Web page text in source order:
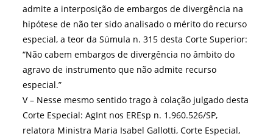
admite a interposição de embargos de divergência na
hipótese de não ter sido analisado o mérito do recurso
especial, a teor da Súmula n. 315 desta Corte Superior:
“Não cabem embargos de divergência no âmbito do
agravo de instrumento que não admite recurso
especial.”
V – Nesse mesmo sentido trago à colação julgado desta
Corte Especial: AgInt nos EREsp n. 1.960.526/SP,
relatora Ministra Maria Isabel Gallotti, Corte Especial,